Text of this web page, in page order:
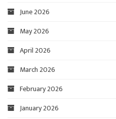
June 2026
May 2026
April 2026
March 2026
February 2026
January 2026